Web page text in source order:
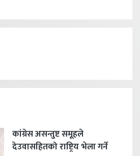
कांग्रेस असन्तुष्ट समूहले
देउवासहितको राष्ट्रिय भेला गर्ने